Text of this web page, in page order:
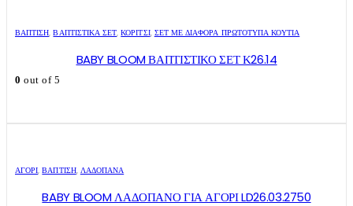
ΒΑΠΤΙΣΗ,ΒΑΠΤΙΣΤΙΚΆ ΣΕΤ,ΚΟΡΊΤΣΙ, ΣΕΤ ΜΕ ΔΙΆΦΟΡΑ ΠΡΩΤΌΤΥΠΑ ΚΟΥΤΙΆ
BABY BLOOM ΒΑΠΤΙΣΤΙΚΟ ΣΕΤ Κ26.14
0 out of 5
ΑΓΌΡΙ,ΒΑΠΤΙΣΗ, ΛΑΔΌΠΑΝΑ
BABY BLOOM ΛΑΔΟΠΑΝΟ ΓΙΑ ΑΓΟΡΙ LD26.03.2750